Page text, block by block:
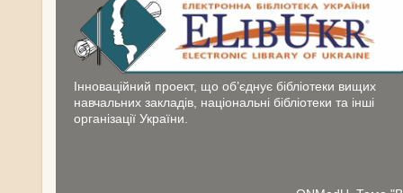
Інноваційний проект, що об’єднує бібліотеки вищих
навчальних закладів, національні бібліотеки та інші
організації України.